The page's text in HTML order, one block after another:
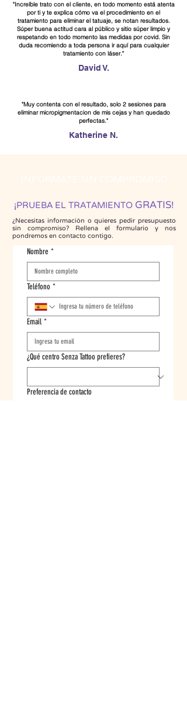
"Increíble trato con el cliente, en todo momento está atenta
por ti y te explica cómo va el procedimiento en el
tratamiento para eliminar el tatuaje, se notan resultados.
Súper buena actitud cara al público y sitio súper limpio y
respetando en todo momento las medidas por covid. Sin
duda recomiendo a toda persona ir aquí para cualquier
tratamiento con láser."
David V.
"Muy contenta con el resultado, solo 2 sesiones para
eliminar micropigmentacion de mis cejas y han quedado
perfectas."
Katherine N.
¡PRUEBA EL TRATAMIENTO GRATIS!
¿Necesitas información o quieres pedir presupuesto
sin compromiso? Rellena el formulario y nos
pondremos en contacto contigo.
Nombre *
Teléfono *
Email *
¿Qué centro Senza Tattoo prefieres?
Preferencia de contacto